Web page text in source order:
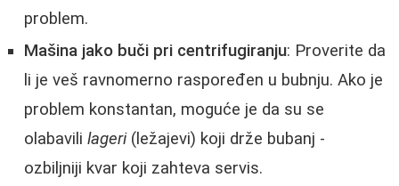
problem.
Mašina jako buči pri centrifugiranju: Proverite da
li je veš ravnomerno raspoređen u bubnju. Ako je
problem konstantan, moguće je da su se
olabavili lageri(ležajevi) koji drže bubanj -
ozbiljniji kvar koji zahteva servis.